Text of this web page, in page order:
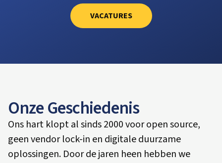
VACATURES
Onze Geschiedenis
Ons hart klopt al sinds 2000 voor open source,
geen vendor lock-in en digitale duurzame
oplossingen. Door de jaren heen hebben we